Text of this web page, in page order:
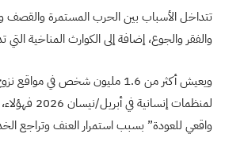
تتداخل الأسباب بين الحرب المستمرة والقصف
والفقر والجوع، إضافة إلى الكوارث المناخية
ويعيش أكثر من 1.6 مليون شخص في مواقع نزوح مؤقتة، ووفق
لمنظمات
واقعي للعودة” بسبب استمرار العنف وتراجع